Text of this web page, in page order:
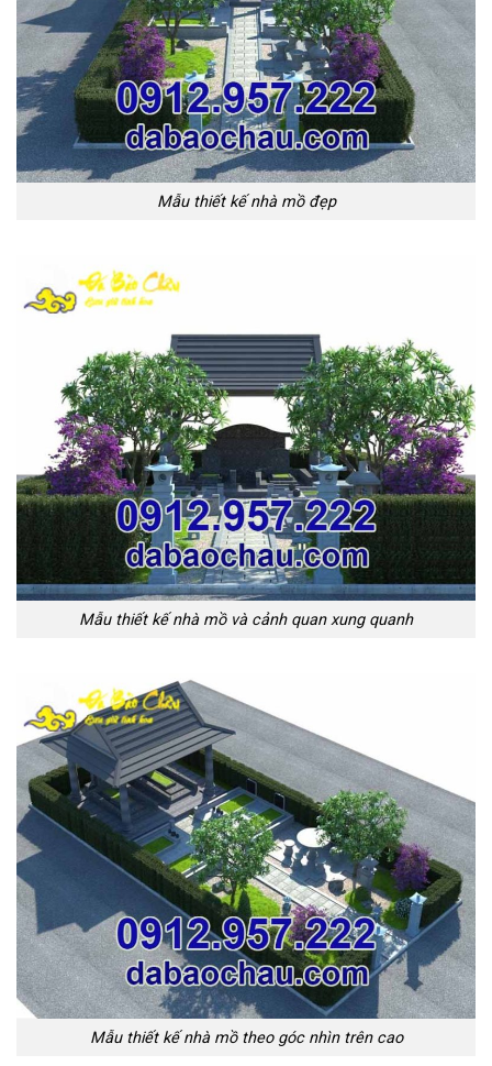
Mẫu thiết kế nhà mồ đẹp
Mẫu thiết kế nhà mồ và cảnh quan xung quanh
Mẫu thiết kế nhà mồ theo góc nhìn trên cao